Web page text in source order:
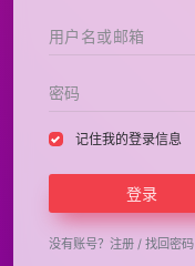
记住我的登录信息
登录
没有账号？ 注册 / 找回密码